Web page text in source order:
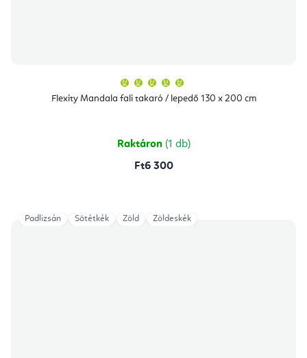
Flexity Mandala fali takaró / lepedő 130 x 200 cm
átlagos
értékelése
csillag.
Raktáron (1 db)
Ft6 300
Padlizsán Sötétkék Zöld Zöldeskék